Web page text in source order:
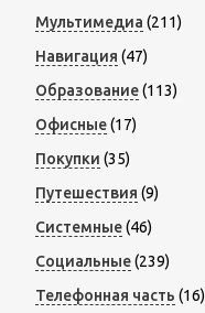
Мультимедиа (211)
Навигация (47)
Образование(113)
Офисные(17)
Покупки (35)
Путешествия (9)
Системные(46)
Социальные(239)
Телефонная часть (16)